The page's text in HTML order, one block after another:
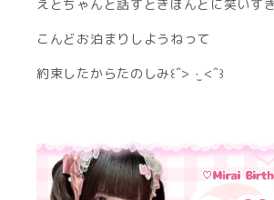
えとちゃんと話すときほんとに笑いす
こんどお泊まりしようねって
約束したからたのしみ꒰ˆ> ·̫ <ˆ꒱